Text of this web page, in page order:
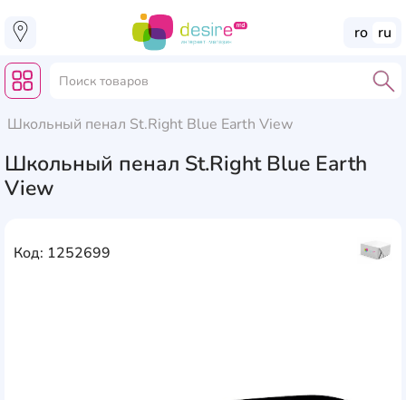
ro ru
Школьный пенал St.Right Blue Earth View
Школьный пенал St.Right Blue Earth
View
Код: 1252699